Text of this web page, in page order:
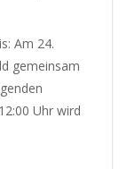
Am 24.
gemeinsam
Uhr wird